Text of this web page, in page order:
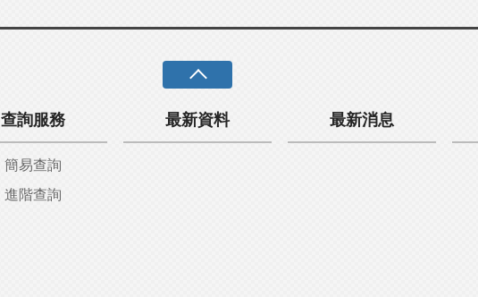
查詢服務
簡易查詢
進階查詢
最新資料 最新消息